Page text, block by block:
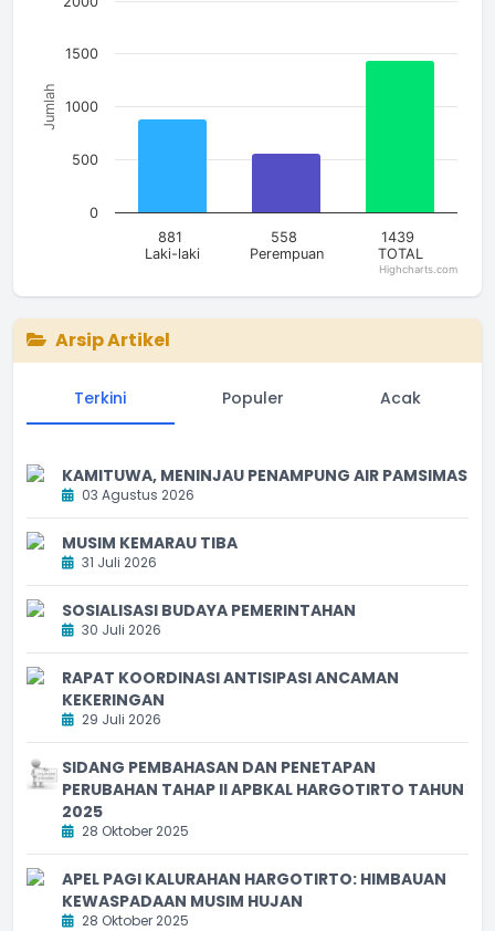
Jumlah
881
Laki-laki
558
Perempuan
1439
TOTAL
0
500
1000
1500
Highcharts.com
Arsip Artikel
Terkini Populer Acak
KAMITUWA, MENINJAU PENAMPUNG AIR PAMSIMAS
03 Agustus 2026
MUSIM KEMARAU TIBA
31 Juli 2026
SOSIALISASI BUDAYA PEMERINTAHAN
30 Juli 2026
RAPAT KOORDINASI ANTISIPASI ANCAMAN
KEKERINGAN
29 Juli 2026
SIDANG PEMBAHASAN DAN PENETAPAN
PERUBAHAN TAHAP II APBKAL HARGOTIRTO TAHUN
2025
28 Oktober 2025
APEL PAGI KALURAHAN HARGOTIRTO: HIMBAUAN
KEWASPADAAN MUSIM HUJAN
28 Oktober 2025